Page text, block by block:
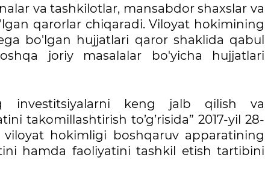
va tashkilotlar, mansabdor shaxslar va
qarorlar chiqaradi. Viloyat hokimining
bo'lgan hujjatlari qaror shaklida qabul
joriy masalalar bo'yicha hujjatlari
investitsiyalarni keng jalb qilish va
takomillashtirish to’g’risida” 2017-yil 28-
hokimligi boshqaruv apparatining
hamda faoliyatini tashkil etish tartibini